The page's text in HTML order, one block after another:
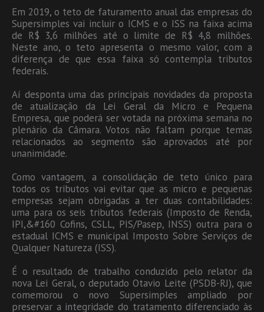
Em 2019, o teto de faturamento anual das empresas do
Supersimples vai incluir o ICMS e o ISS na faixa acima
de R$ 3,6 milhões até o limite de R$ 4,8 milhões.
Neste ano, o teto apresenta o mesmo valor, com a
diferença de que essa faixa só contempla tributos
federais.
Aí desponta uma das principais novidades da proposta
de atualização da Lei Geral da Micro e Pequena
Empresa, que poderá ser votada na próxima semana no
plenário da Câmara. Votos não faltam porque temas
relacionados ao segmento são aprovados até por
unanimidade.
Como vantagem, a consolidação de teto único para
todos os tributos vai evitar que as micro e pequenas
empresas sejam obrigadas a ter duas contabilidades:
uma para os seis tributos federais (Imposto de Renda,
IPI,&#160 Cofins, CSLL, PIS/Pasep, INSS) outra para o
estadual ICMS e municipal Imposto Sobre Serviços de
Qualquer Natureza (ISS).
É o resultado de trabalho conduzido pelo relator da
nova Lei Geral, o deputado Otavio Leite (PSDB-RJ), que
comemorou o novo Supersimples ampliado por
preservar a integridade do tratamento diferenciado às